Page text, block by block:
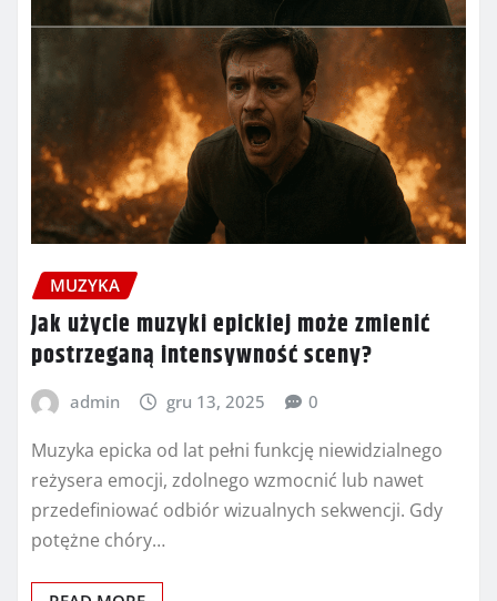
MUZYKA
Jak użycie muzyki epickiej może zmienić
postrzeganą intensywność sceny?
admin gru 13, 2025 0
Muzyka epicka od lat pełni funkcję niewidzialnego
reżysera emocji, zdolnego wzmocnić lub nawet
przedefiniować odbiór wizualnych sekwencji. Gdy
potężne chóry…